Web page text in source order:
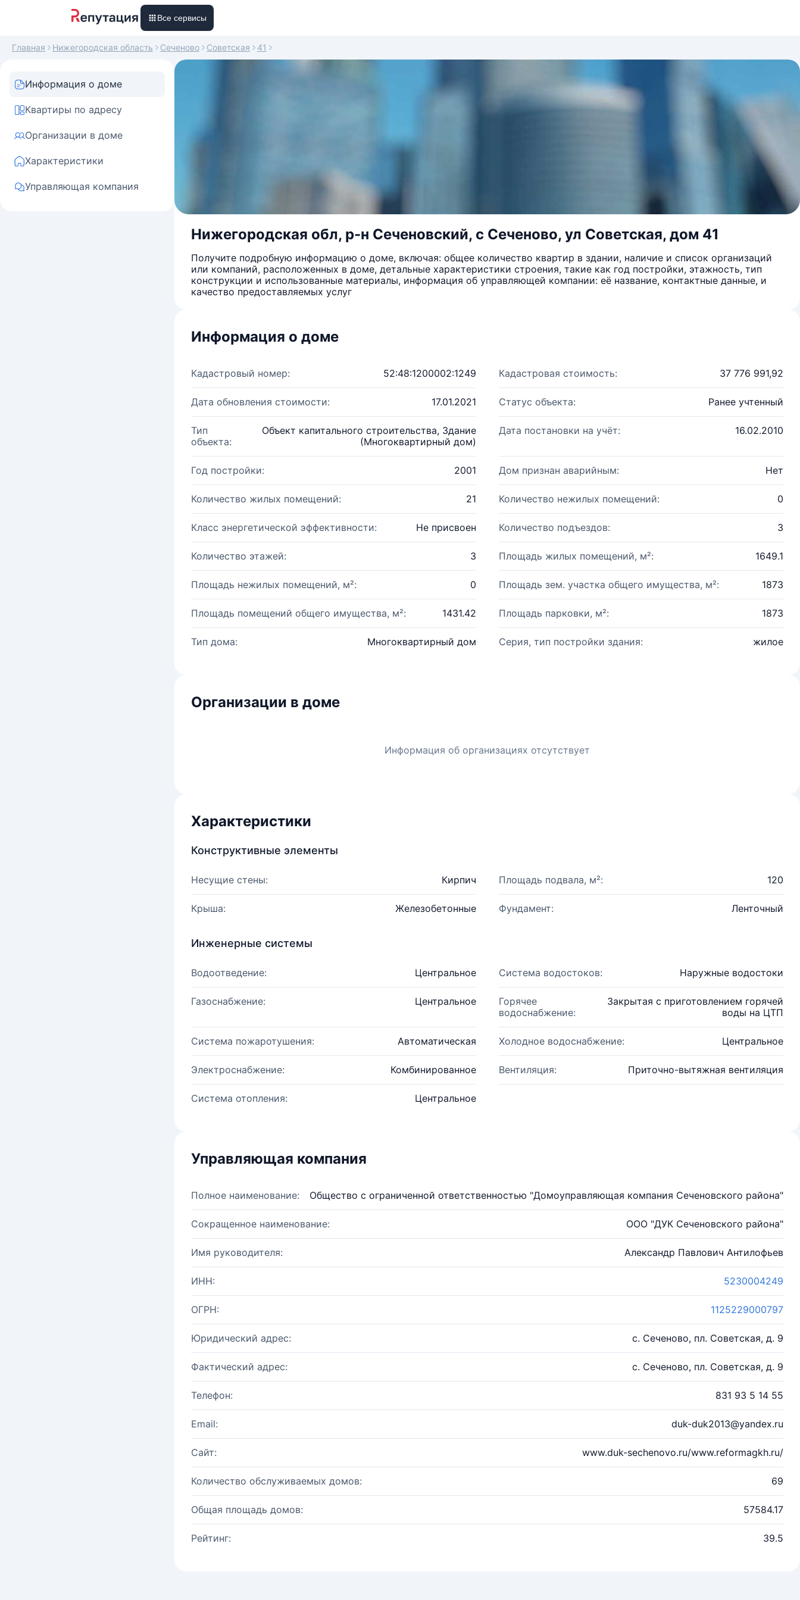
Все сервисы
Главная Нижегородская область Сеченово Советская 41
Информация о доме
Квартиры по адресу
Организации в доме
Характеристики
Управляющая компания
Нижегородская обл, р-н Сеченовский, с Сеченово, ул Советская, дом 41
Получите подробную информацию о доме, включая: общее количество квартир в здании, наличие и список организаций
или компаний, расположенных в доме, детальные характеристики строения, такие как год постройки, этажность, тип
конструкции и использованные материалы, информация об управляющей компании: её название, контактные данные, и
качество предоставляемых услуг
Информация о доме
Кадастровый номер: 52:48:1200002:1249 Кадастровая стоимость: 37 776 991,92
Дата обновления стоимости: 17.01.2021 Статус объекта: Ранее учтенный
Тип
объекта:
Объект капитального строительства, Здание
(Многоквартирный дом)
Дата постановки на учёт: 16.02.2010
Год постройки: 2001 Дом признан аварийным: Нет
Количество жилых помещений: 21 Количество нежилых помещений: 0
Класс энергетической эффективности: Не присвоен Количество подъездов: 3
Количество этажей: 3 Площадь жилых помещений, м²: 1649.1
Площадь нежилых помещений, м²: 0 Площадь зем. участка общего имущества, м²: 1873
Площадь помещений общего имущества, м²: 1431.42 Площадь парковки, м²: 1873
Тип дома: Многоквартирный дом Серия, тип постройки здания: жилое
Организации в доме
Информация об организациях отсутствует
Характеристики
Конструктивные элементы
Несущие стены: Кирпич Площадь подвала, м²: 120
Крыша: Железобетонные Фундамент: Ленточный
Инженерные системы
Водоотведение: Центральное Система водостоков: Наружные водостоки
Газоснабжение: Центральное
Горячее
водоснабжение:
Закрытая с приготовлением горячей
воды на ЦТП
Система пожаротушения: Автоматическая Холодное водоснабжение: Центральное
Электроснабжение: Комбинированное Вентиляция: Приточно-вытяжная вентиляция
Система отопления: Центральное
Управляющая компания
Полное наименование: Общество с ограниченной ответственностью "Домоуправляющая компания Сеченовского района"
Сокращенное наименование: ООО "ДУК Сеченовского района"
Имя руководителя: Александр Павлович Антилофьев
ИНН: 5230004249
ОГРН: 1125229000797
Юридический адрес: с. Сеченово, пл. Советская, д. 9
Фактический адрес: с. Сеченово, пл. Советская, д. 9
Телефон: 831 93 5 14 55
Email: duk-duk2013@yandex.ru
Сайт: www.duk-sechenovo.ru/www.reformagkh.ru/
Количество обслуживаемых домов: 69
Общая площадь домов: 57584.17
Рейтинг: 39.5